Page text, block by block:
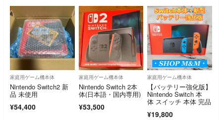
家庭用ゲーム機本体
Nintendo Switch2 新
品 未使用
¥54,400
家庭用ゲーム機本体
Nintendo Switch 2本
体(日本語・国内専用)
¥53,500
家庭用ゲーム機本体
【バッテリー強化版】
Nintendo Switch 本
体 スイッチ 本体 完品
¥19,800